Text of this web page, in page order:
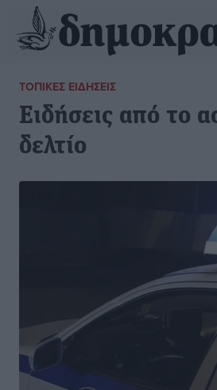
ΤΟΠΙΚΈΣ ΕΙΔΉΣΕΙΣ
Ειδήσεις από το
δελτίο